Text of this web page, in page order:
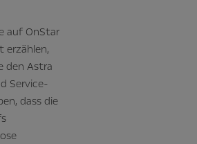
auf OnStar
erzählen,
den Astra
Service-
dass die